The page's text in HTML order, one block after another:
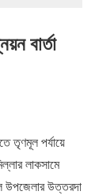
বার্তা
তৃণমূল পর্যায়ে
লাকসামে
উপজেলার উত্তরদা